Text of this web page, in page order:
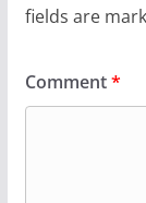
fields are
Comment*